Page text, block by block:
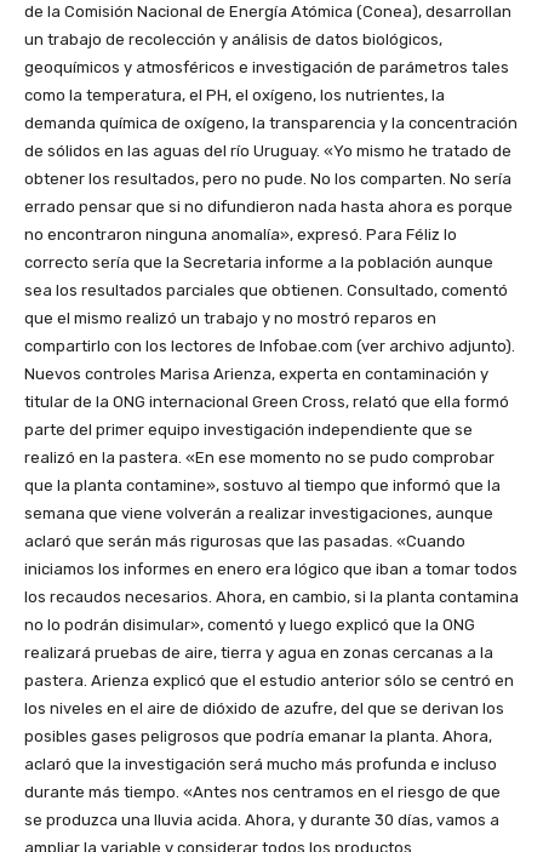
de la Comisión Nacional de Energía Atómica (Conea), desarrollan
un trabajo de recolección y análisis de datos biológicos,
geoquímicos y atmosféricos e investigación de parámetros tales
como la temperatura, el PH, el oxígeno, los nutrientes, la
demanda química de oxígeno, la transparencia y la concentración
de sólidos en las aguas del río Uruguay. «Yo mismo he tratado de
obtener los resultados, pero no pude. No los comparten. No sería
errado pensar que si no difundieron nada hasta ahora es porque
no encontraron ninguna anomalía», expresó. Para Féliz lo
correcto sería que la Secretaria informe a la población aunque
sea los resultados parciales que obtienen. Consultado, comentó
que el mismo realizó un trabajo y no mostró reparos en
compartirlo con los lectores de Infobae.com (ver archivo adjunto).
Nuevos controles Marisa Arienza, experta en contaminación y
titular de la ONG internacional Green Cross, relató que ella formó
parte del primer equipo investigación independiente que se
realizó en la pastera. «En ese momento no se pudo comprobar
que la planta contamine», sostuvo al tiempo que informó que la
semana que viene volverán a realizar investigaciones, aunque
aclaró que serán más rigurosas que las pasadas. «Cuando
iniciamos los informes en enero era lógico que iban a tomar todos
los recaudos necesarios. Ahora, en cambio, si la planta contamina
no lo podrán disimular», comentó y luego explicó que la ONG
realizará pruebas de aire, tierra y agua en zonas cercanas a la
pastera. Arienza explicó que el estudio anterior sólo se centró en
los niveles en el aire de dióxido de azufre, del que se derivan los
posibles gases peligrosos que podría emanar la planta. Ahora,
aclaró que la investigación será mucho más profunda e incluso
durante más tiempo. «Antes nos centramos en el riesgo de que
se produzca una lluvia acida. Ahora, y durante 30 días, vamos a
ampliar la variable y considerar todos los productos